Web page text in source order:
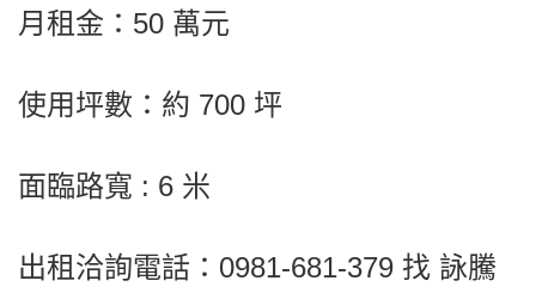
月租金：50 萬元
使用坪數：約 700 坪
面臨路寬 : 6 米
出租洽詢電話：0981-681-379 找 詠騰